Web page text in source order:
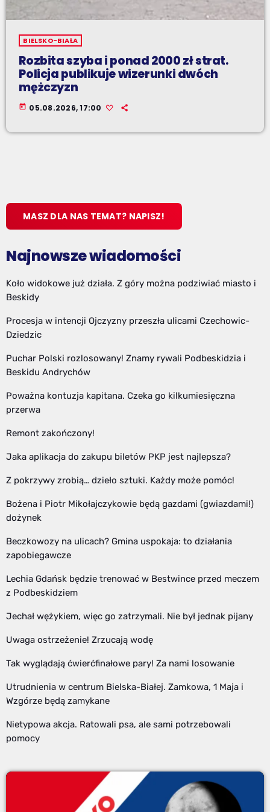
BIELSKO-BIAŁA
Rozbita szyba i ponad 2000 zł strat.
Policja publikuje wizerunki dwóch
mężczyzn
today 05.08.2026, 17:00
MASZ DLA NAS TEMAT? NAPISZ!
Najnowsze wiadomości
Koło widokowe już działa. Z góry można podziwiać miasto i
Beskidy
Procesja w intencji Ojczyzny przeszła ulicami Czechowic-
Dziedzic
Puchar Polski rozlosowany! Znamy rywali Podbeskidzia i
Beskidu Andrychów
Poważna kontuzja kapitana. Czeka go kilkumiesięczna
przerwa
Remont zakończony!
Jaka aplikacja do zakupu biletów PKP jest najlepsza?
Z pokrzywy zrobią… dzieło sztuki. Każdy może pomóc!
Bożena i Piotr Mikołajczykowie będą gazdami (gwiazdami!)
dożynek
Beczkowozy na ulicach? Gmina uspokaja: to działania
zapobiegawcze
Lechia Gdańsk będzie trenować w Bestwince przed meczem
z Podbeskidziem
Jechał wężykiem, więc go zatrzymali. Nie był jednak pijany
Uwaga ostrzeżenie! Zrzucają wodę
Tak wyglądają ćwierćfinałowe pary! Za nami losowanie
Utrudnienia w centrum Bielska-Białej. Zamkowa, 1 Maja i
Wzgórze będą zamykane
Nietypowa akcja. Ratowali psa, ale sami potrzebowali
pomocy